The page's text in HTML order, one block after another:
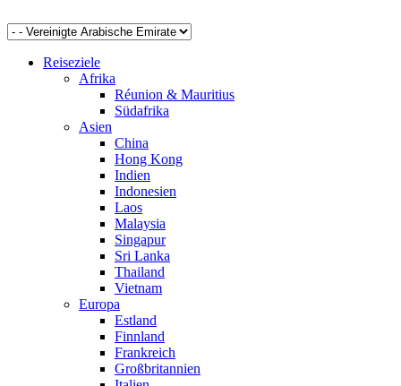
Reiseziele
Afrika
Réunion & Mauritius
Südafrika
Asien
China
Hong Kong
Indien
Indonesien
Laos
Malaysia
Singapur
Sri Lanka
Thailand
Vietnam
Europa
Estland
Finnland
Frankreich
Großbritannien